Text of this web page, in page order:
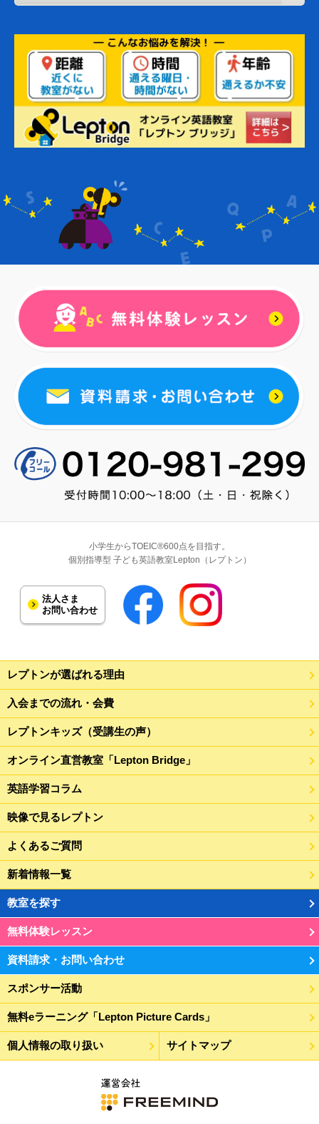
小学生からTOEIC®600点を目指す。
個別指導型 子ども英語教室Lepton（レプトン）
法人さま
お問い合わせ
レプトンが選ばれる理由
入会までの流れ・会費
レプトンキッズ（受講生の声）
オンライン直営教室「Lepton Bridge」
英語学習コラム
映像で見るレプトン
よくあるご質問
新着情報一覧
教室を探す
無料体験レッスン
資料請求・お問い合わせ
スポンサー活動
無料eラーニング「Lepton Picture Cards」
個人情報の取り扱い サイトマップ